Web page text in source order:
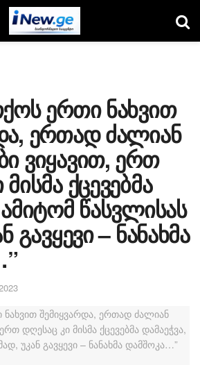
ერთი ნახვით
ერთად ძალიან
ვიყავით, ერთ
ქცევებმა
წასვლისას
გავყევი – ნანახმა